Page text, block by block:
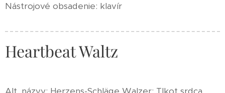
Nástrojové obsadenie: klavír
Heartbeat Waltz